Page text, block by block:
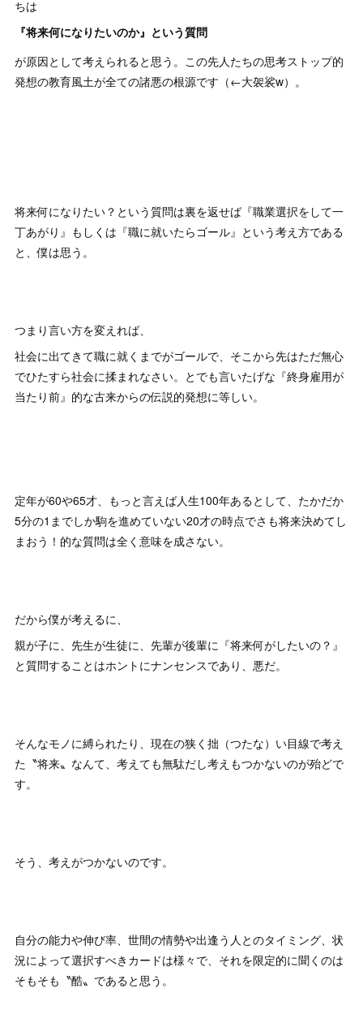
ちは
『将来何になりたいのか』という質問
が原因として考えられると思う。この先人たちの思考ストップ的
発想の教育風土が全ての諸悪の根源です（←大袈裟w）。
将来何になりたい？という質問は裏を返せば『職業選択をして一
丁あがり』もしくは『職に就いたらゴール』という考え方である
と、僕は思う。
つまり言い方を変えれば、
社会に出てきて職に就くまでがゴールで、そこから先はただ無心
でひたすら社会に揉まれなさい。とでも言いたげな『終身雇用が
当たり前』的な古来からの伝説的発想に等しい。
定年が60や65才、もっと言えば人生100年あるとして、たかだか
5分の1までしか駒を進めていない20才の時点でさも将来決めてし
まおう！的な質問は全く意味を成さない。
だから僕が考えるに、
親が子に、先生が生徒に、先輩が後輩に『将来何がしたいの？』
と質問することはホントにナンセンスであり、悪だ。
そんなモノに縛られたり、現在の狭く拙（つたな）い目線で考え
た〝将来〟なんて、考えても無駄だし考えもつかないのが殆どで
す。
そう、考えがつかないのです。
自分の能力や伸び率、世間の情勢や出逢う人とのタイミング、状
況によって選択すべきカードは様々で、それを限定的に聞くのは
そもそも〝酷〟であると思う。